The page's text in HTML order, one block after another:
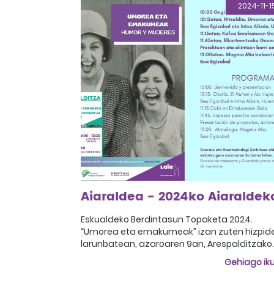
2024-11-
Eskualdeko Berdintasun Topaketa 2024.
“Umorea eta emakumeak” izan zuten
larunbatean, azaroaren 9an, Arespalditzako
udaletxean egindako topaketan. Saioa
Gehiago